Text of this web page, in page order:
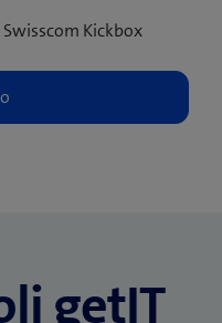
Kickbox
getIT